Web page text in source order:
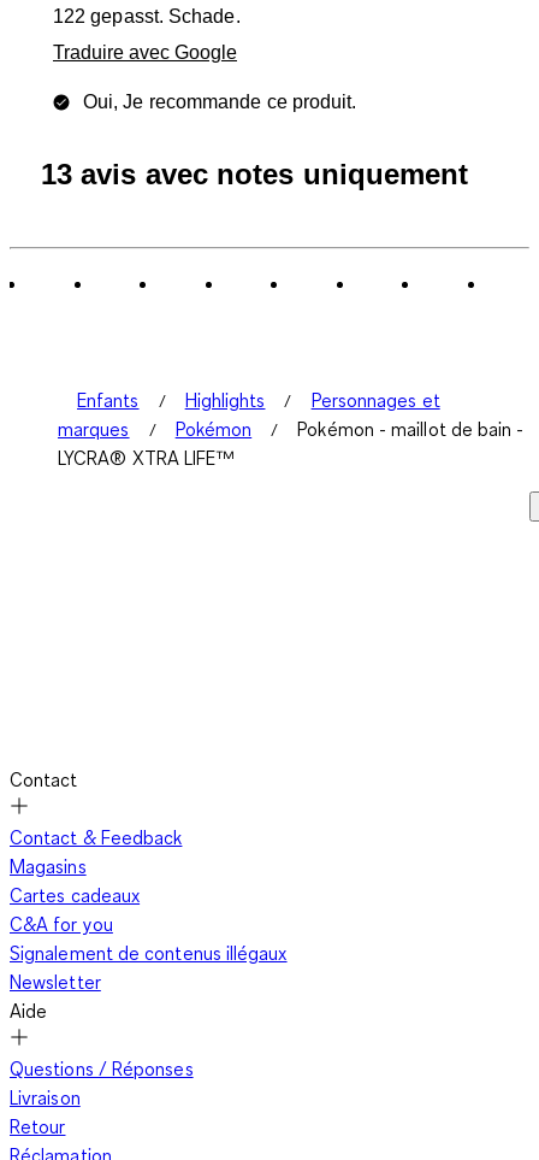
122 gepasst. Schade.
Traduire avec Google
Oui, Je recommande ce produit.
13 avis avec notes uniquement
Enfants Highlights
Personnages et
marques
Pokémon
Pokémon - maillot de bain -
LYCRA® XTRA LIFE™
Contact
Contact & Feedback
Magasins
Cartes cadeaux
C&A for you
Signalement de contenus illégaux
Newsletter
Aide
Questions / Réponses
Livraison
Retour